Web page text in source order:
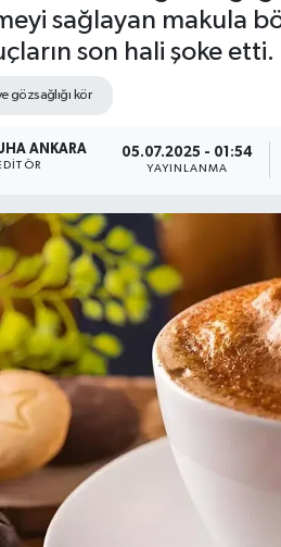
sağlayan makula
son hali şoke etti.
gözsağlığı kör
ANKARA 05.07.2025 - 01:54
YAYINLANMA